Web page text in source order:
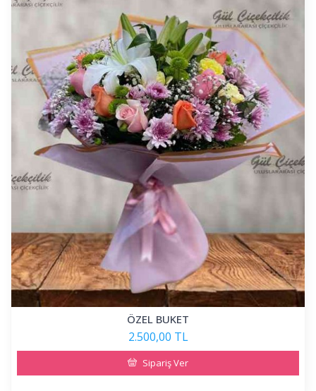
ÖZEL BUKET
2.500,00 TL
Sipariş Ver